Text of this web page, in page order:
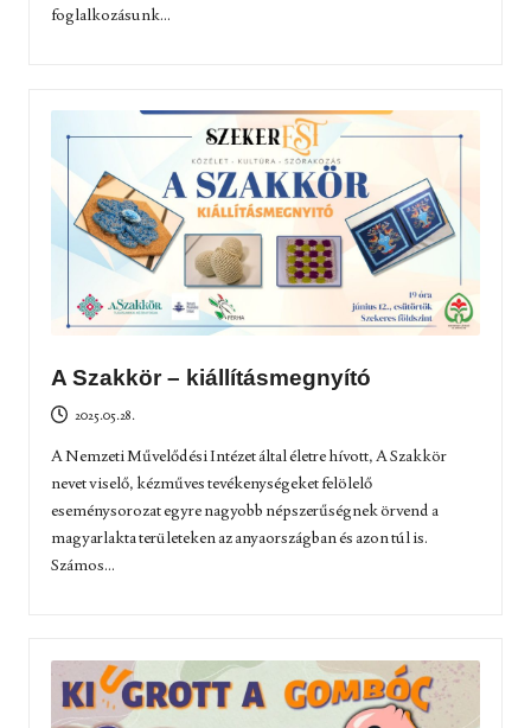
foglalkozásunk...
A Szakkör – kiállításmegnyító
2025.05.28.
A Nemzeti Művelődési Intézet által életre hívott, A Szakkör
nevet viselő, kézműves tevékenységeket felölelő
eseménysorozat egyre nagyobb népszerűségnek örvend a
magyarlakta területeken az anyaországban és azon túl is.
Számos...